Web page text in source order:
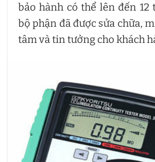
bảo hành có thể lên đến 12
bộ phận đã được sửa chữa,
tâm và tin tưởng cho khách